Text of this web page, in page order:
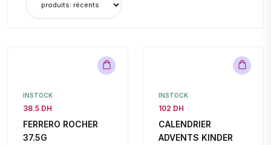
INSTOCK
38.5 DH
FERRERO ROCHER
37.5G
INSTOCK
102 DH
CALENDRIER
ADVENTS KINDER